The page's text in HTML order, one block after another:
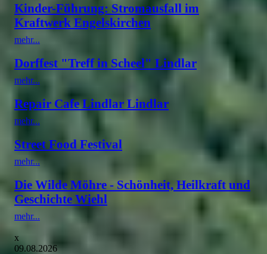
Kinder-Führung: Stromausfall im
Kraftwerk Engelskirchen
mehr...
Dorffest "Treff in Scheel" Lindlar
mehr...
Repair Cafe Lindlar Lindlar
mehr...
Street Food Festival
mehr...
Die Wilde Möhre - Schönheit, Heilkraft und
Geschichte Wiehl
mehr...
x
09.08.2026